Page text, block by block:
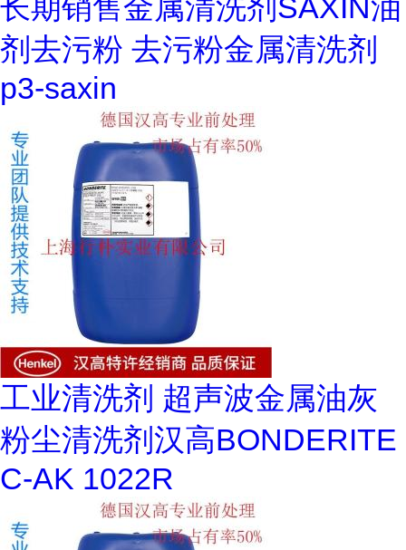
长期销售金属清洗剂SAXIN油
剂去污粉 去污粉金属清洗剂
p3-saxin
工业清洗剂 超声波金属油灰
粉尘清洗剂汉高BONDERITE
C-AK 1022R